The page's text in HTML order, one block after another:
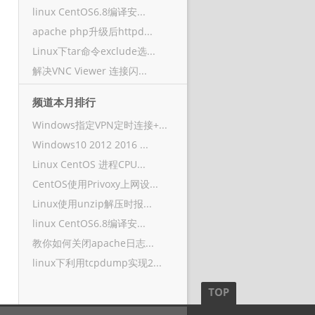
linux CentOS6.8编译安...
apache php升级后httpd...
Linux下tar命令exclude选...
解决VNC Viewer 连接闪...
频道本月排行
Windows指定VPN定时连接+...
Windows10 2012 2016 ...
Linux CentOS 进程CPU...
CentOS使用Privoxy上网设...
Linux使用unzip解压时报...
linux CentOS6.8编译安...
教你如何关闭apache日志...
linux下利用tcpdump实现2...